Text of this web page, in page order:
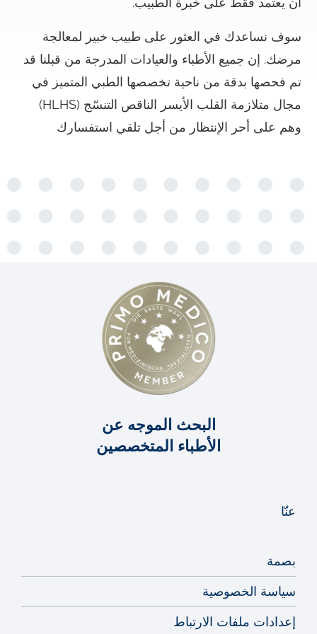
سوف نساعدك في العثور على طبيب خبير لمعالجة
مرضك. إن جميع الأطباء والعيادات المدرجة من قبلنا قد
تم فحصها بدقة من ناحية تخصصها الطبي المتميز في
مجال متلازمة القلب الأيسر الناقص التنسّج (HLHS)
وهم على أحر الإنتظار من أجل تلقي استفسارك
البحث الموجه عن
الأطباء المتخصصين
عنّا
بصمة
سياسة الخصوصية
إعدادات ملفات الارتباط